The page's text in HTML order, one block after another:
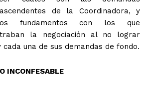
de la Coordinadora, y
fundamentos con los que
la negociación al no lograr
una de sus demandas de fondo.
INCONFESABLE